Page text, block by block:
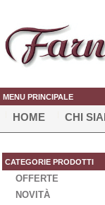
MENU PRINCIPALE
HOME CHI
CATEGORIE PRODOTTI
OFFERTE
NOVITÀ